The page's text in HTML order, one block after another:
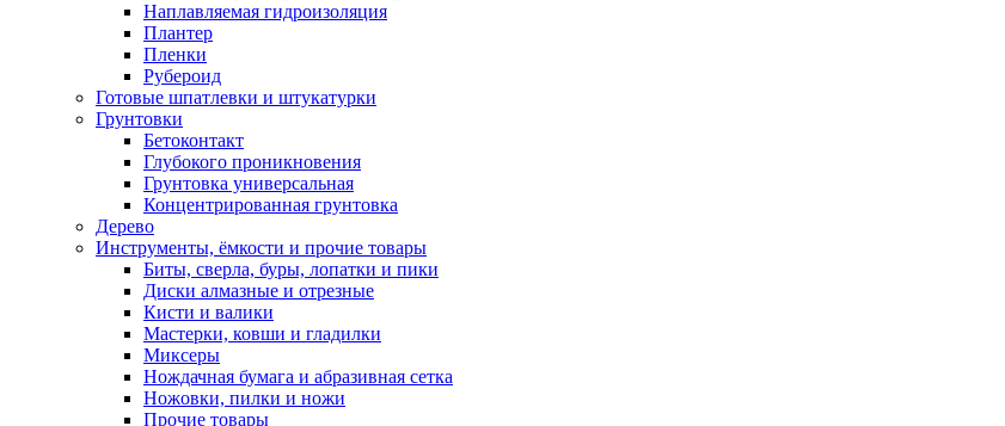
Наплавляемая гидроизоляция
Плантер
Пленки
Рубероид
Готовые шпатлевки и штукатурки
Грунтовки
Бетоконтакт
Глубокого проникновения
Грунтовка универсальная
Концентрированная грунтовка
Дерево
Инструменты, ёмкости и прочие товары
Биты, сверла, буры, лопатки и пики
Диски алмазные и отрезные
Кисти и валики
Мастерки, ковши и гладилки
Миксеры
Нождачная бумага и абразивная сетка
Ножовки, пилки и ножи
Прочие товары